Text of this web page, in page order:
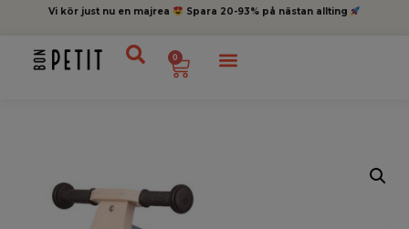
Vi kör just nu en majrea Spara 20-93% på nästan allting
0